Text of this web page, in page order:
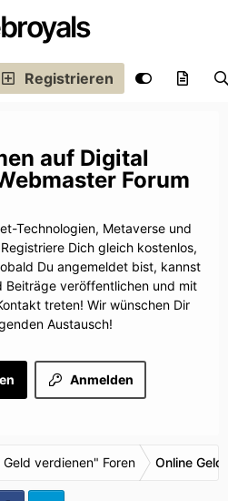
Registrieren
Digital
Forum
Technologien, Metaverse und
Dich gleich kostenlos,
Du angemeldet bist, kannst
Beiträge veröffentlichen und mit
treten! Wir wünschen Dir
Austausch!
Anmelden
Geld verdienen" Foren Online